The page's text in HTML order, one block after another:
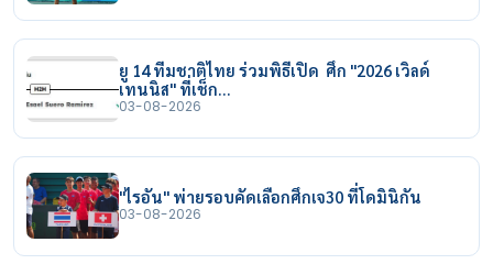
ยู 14 ทีมชาติไทย ร่วมพิธีเปิด ศึก "2026 เวิลด์
เทนนิส" ที่เช็ก…
03-08-2026
"ไรอัน" พ่ายรอบคัดเลือกศึกเจ30 ที่โดมินิกัน
03-08-2026